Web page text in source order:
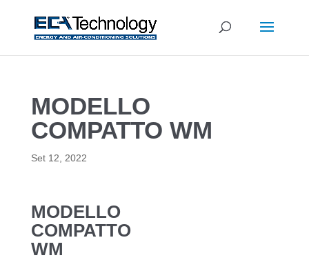
MODELLO
COMPATTO WM
Set 12, 2022
MODELLO
COMPATTO
WM